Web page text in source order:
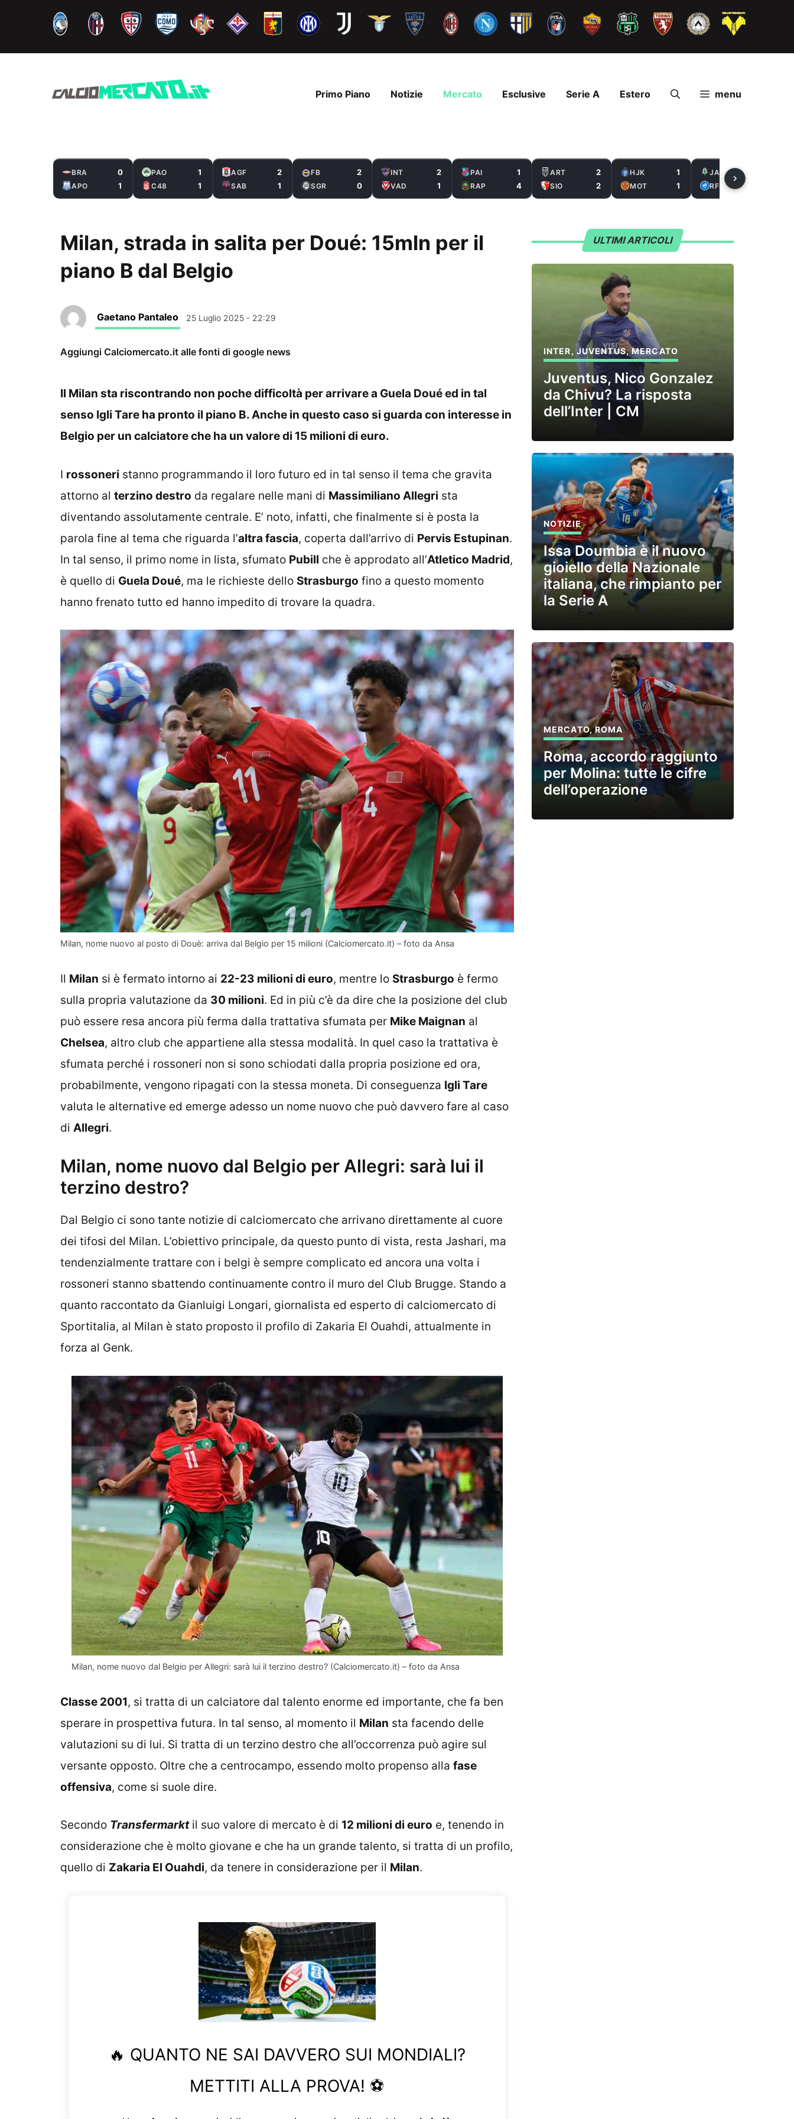
contenuto
Primo Piano Notizie Mercato Esclusive Serie A Estero menu
BRA 0
APO 1
PAO 1
C48 1
AGF 2
SAB 1
FB 2
SGR 0
INT 2
VAD 1
PAI 1
RAP 4
ART 2
SIO 2
HJK 1
MOT 1
JAB
RFS
Milan, strada in salita per Doué: 15mln per il
piano B dal Belgio
Gaetano Pantaleo 25 Luglio 2025 - 22:29
Aggiungi Calciomercato.it alle fonti di google news
Il Milan sta riscontrando non poche difficoltà per arrivare a Guela Doué ed in tal
senso Igli Tare ha pronto il piano B. Anche in questo caso si guarda con interesse in
Belgio per un calciatore che ha un valore di 15 milioni di euro.
I rossoneri stanno programmando il loro futuro ed in tal senso il tema che gravita
attorno al terzino destro da regalare nelle mani di Massimiliano Allegri sta
diventando assolutamente centrale. E’ noto, infatti, che finalmente si è posta la
parola fine al tema che riguarda l’altra fascia, coperta dall’arrivo di Pervis Estupinan.
In tal senso, il primo nome in lista, sfumato Pubill che è approdato all’Atletico Madrid,
è quello di Guela Doué, ma le richieste dello Strasburgo fino a questo momento
hanno frenato tutto ed hanno impedito di trovare la quadra.
Milan, nome nuovo al posto di Douè: arriva dal Belgio per 15 milioni (Calciomercato.it) – foto da Ansa
Il Milan si è fermato intorno ai 22-23 milioni di euro, mentre lo Strasburgo è fermo
sulla propria valutazione da 30 milioni. Ed in più c’è da dire che la posizione del club
può essere resa ancora più ferma dalla trattativa sfumata per Mike Maignan al
Chelsea, altro club che appartiene alla stessa modalità. In quel caso la trattativa è
sfumata perché i rossoneri non si sono schiodati dalla propria posizione ed ora,
probabilmente, vengono ripagati con la stessa moneta. Di conseguenza Igli Tare
valuta le alternative ed emerge adesso un nome nuovo che può davvero fare al caso
di Allegri.
Milan, nome nuovo dal Belgio per Allegri: sarà lui il
terzino destro?
Dal Belgio ci sono tante notizie di calciomercato che arrivano direttamente al cuore
dei tifosi del Milan. L’obiettivo principale, da questo punto di vista, resta Jashari, ma
tendenzialmente trattare con i belgi è sempre complicato ed ancora una volta i
rossoneri stanno sbattendo continuamente contro il muro del Club Brugge. Stando a
quanto raccontato da Gianluigi Longari, giornalista ed esperto di calciomercato di
Sportitalia, al Milan è stato proposto il profilo di Zakaria El Ouahdi, attualmente in
forza al Genk.
Milan, nome nuovo dal Belgio per Allegri: sarà lui il terzino destro? (Calciomercato.it) – foto da Ansa
Classe 2001, si tratta di un calciatore dal talento enorme ed importante, che fa ben
sperare in prospettiva futura. In tal senso, al momento il Milan sta facendo delle
valutazioni su di lui. Si tratta di un terzino destro che all’occorrenza può agire sul
versante opposto. Oltre che a centrocampo, essendo molto propenso alla fase
offensiva, come si suole dire.
Secondo Transfermarktil suo valore di mercato è di 12 milioni di euro e, tenendo in
considerazione che è molto giovane e che ha un grande talento, si tratta di un profilo,
quello di Zakaria El Ouahdi, da tenere in considerazione per il Milan.
🔥 QUANTO NE SAI DAVVERO SUI MONDIALI?
METTITI ALLA PROVA! ⚽
ULTIMI ARTICOLI
INTER, JUVENTUS,MERCATO
Juventus, Nico Gonzalez
da Chivu? La risposta
dell’Inter | CM
NOTIZIE
Issa Doumbia è il nuovo
gioiello della Nazionale
italiana, che rimpianto per
la Serie A
MERCATO,ROMA
Roma, accordo raggiunto
per Molina: tutte le cifre
dell’operazione